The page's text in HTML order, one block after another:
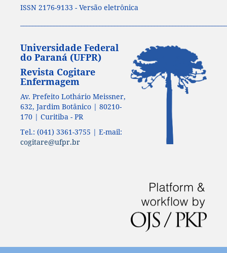
ISSN 2176-9133 - Versão eletrônica
Universidade Federal
do Paraná (UFPR)
Revista Cogitare
Enfermagem
Av. Prefeito Lothário Meissner,
632, Jardim Botânico | 80210-
170 | Curitiba - PR
Tel.: (041) 3361-3755 | E-mail:
cogitare@ufpr.br